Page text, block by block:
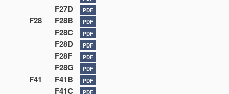
F27D PDF
F28 F28B PDF
F28C PDF
F28D PDF
F28F PDF
F28G PDF
F41 F41B PDF
F41C PDF